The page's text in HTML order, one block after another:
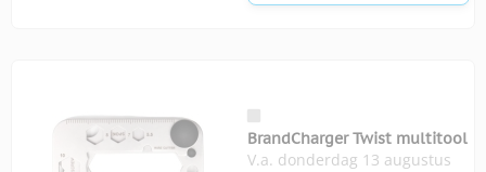
BrandCharger Twist multitool
V.a. donderdag 13 augustus